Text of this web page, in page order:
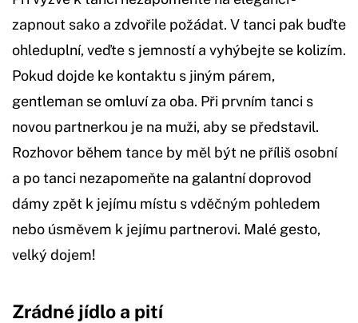
zapnout sako a zdvořile požádat. V tanci pak buďte
ohleduplní, veďte s jemností a vyhýbejte se kolizím.
Pokud dojde ke kontaktu s jiným párem,
gentleman se omluví za oba. Při prvním tanci s
novou partnerkou je na muži, aby se představil.
Rozhovor během tance by měl být ne příliš osobní
a po tanci nezapomeňte na galantní doprovod
dámy zpět k jejímu místu s vděčným pohledem
nebo úsměvem k jejímu partnerovi. Malé gesto,
velký dojem!
Zrádné jídlo a pití